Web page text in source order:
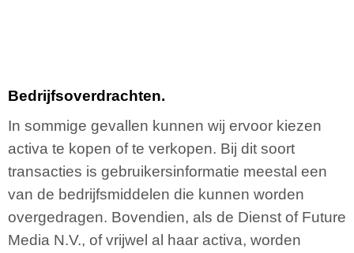
Bedrijfsoverdrachten.
In sommige gevallen kunnen wij ervoor kiezen
activa te kopen of te verkopen. Bij dit soort
transacties is gebruikersinformatie meestal een
van de bedrijfsmiddelen die kunnen worden
overgedragen. Bovendien, als de Dienst of Future
Media N.V., of vrijwel al haar activa, worden